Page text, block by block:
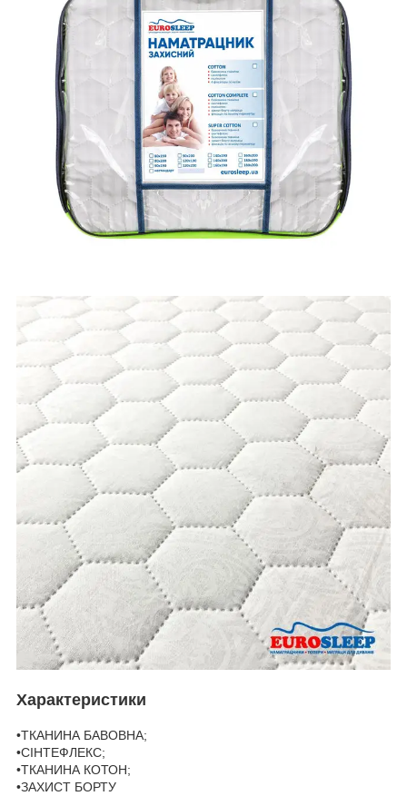
Характеристики
•ТКАНИНА БАВОВНА;
•СІНТЕФЛЕКС;
•ТКАНИНА КОТОН;
•ЗАХИСТ БОРТУ